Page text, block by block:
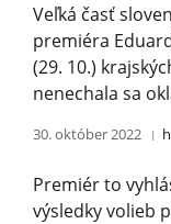
Veľká časť
premiéra
(29. 10.)
nenechala sa
30. október 2022
Premiér to
výsledky volieb